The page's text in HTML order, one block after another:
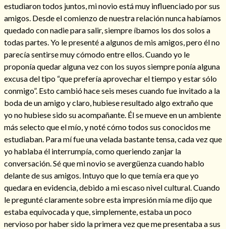
Cómo alejar a la amante de mi esposo
Endulzamiento
estudiaron todos juntos, mi novio está muy influenciado por sus
amigos. Desde el comienzo de nuestra relación nunca habíamos
quedado con nadie para salir, siempre íbamos los dos solos a
todas partes. Yo le presenté a algunos de mis amigos, pero él no
parecía sentirse muy cómodo entre ellos. Cuando yo le
proponía quedar alguna vez con los suyos siempre ponía alguna
excusa del tipo “que prefería aprovechar el tiempo y estar sólo
conmigo”. Esto cambió hace seis meses cuando fue invitado a la
boda de un amigo y claro, hubiese resultado algo extraño que
yo no hubiese sido su acompañante. Él se mueve en un ambiente
más selecto que el mío, y noté cómo todos sus conocidos me
estudiaban. Para mí fue una velada bastante tensa, cada vez que
yo hablaba él interrumpía, como queriendo zanjar la
conversación. Sé que mi novio se avergüenza cuando hablo
delante de sus amigos. Intuyo que lo que temía era que yo
quedara en evidencia, debido a mi escaso nivel cultural. Cuando
le pregunté claramente sobre esta impresión mía me dijo que
estaba equivocada y que, simplemente, estaba un poco
nervioso por haber sido la primera vez que me presentaba a sus